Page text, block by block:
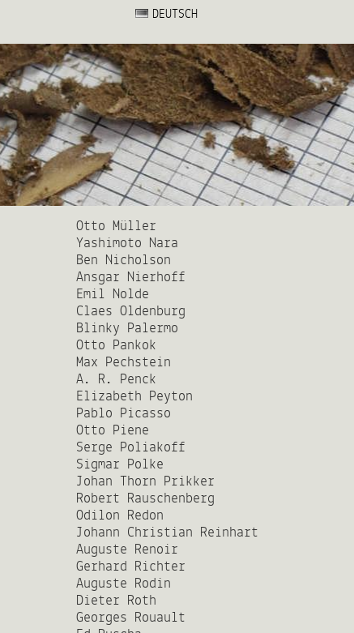
DEUTSCH
Otto Müller
Yashimoto Nara
Ben Nicholson
Ansgar Nierhoff
Emil Nolde
Claes Oldenburg
Blinky Palermo
Otto Pankok
Max Pechstein
A. R. Penck
Elizabeth Peyton
Pablo Picasso
Otto Piene
Serge Poliakoff
Sigmar Polke
Johan Thorn Prikker
Robert Rauschenberg
Odilon Redon
Johann Christian Reinhart
Auguste Renoir
Gerhard Richter
Auguste Rodin
Dieter Roth
Georges Rouault